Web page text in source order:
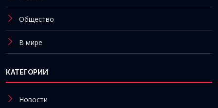
Общество
В мире
КАТЕГОРИИ
Новости